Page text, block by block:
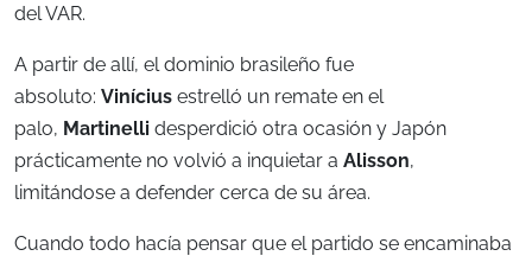
del VAR.
A partir de allí, el dominio brasileño fue
absoluto: Vinícius estrelló un remate en el
palo, Martinelli desperdició otra ocasión y Japón
prácticamente no volvió a inquietar a Alisson,
limitándose a defender cerca de su área.
Cuando todo hacía pensar que el partido se encaminaba